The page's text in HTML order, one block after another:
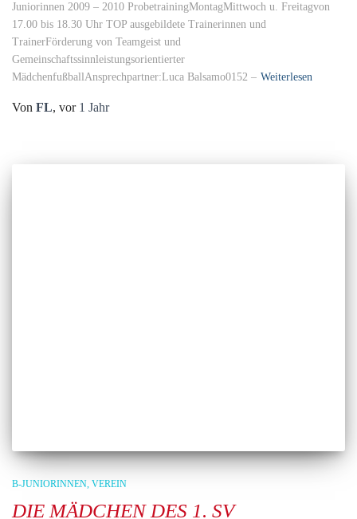
Juniorinnen 2009 – 2010 ProbetrainingMontagMittwoch u. Freitagvon
17.00 bis 18.30 Uhr TOP ausgebildete Trainerinnen und
TrainerFörderung von Teamgeist und
Gemeinschaftssinnleistungsorientierter
MädchenfußballAnsprechpartner:Luca Balsamo0152 – Weiterlesen
Von FL, vor 1 Jahr
B-JUNIORINNEN VEREIN
DIE MÄDCHEN DES 1. SV